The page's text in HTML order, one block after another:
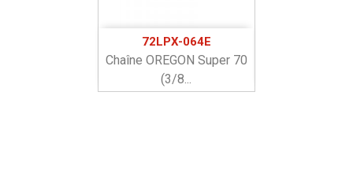
72LPX-064E
Chaîne OREGON Super 70
(3/8...